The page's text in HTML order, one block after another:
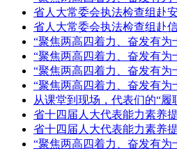
省人大常委会执法检查组赴
省人大常委会执法检查组赴
“聚焦两高四着力、奋发有为
“聚焦两高四着力、奋发有为
“聚焦两高四着力、奋发有为
“聚焦两高四着力、奋发有为
从课堂到现场，代表们的“履
省十四届人大代表能力素养
省十四届人大代表能力素养
“聚焦两高四着力、奋发有为